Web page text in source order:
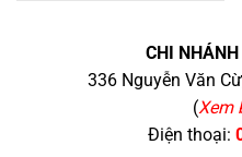
CHI
336 Nguyễn Văn
(Xem
Điện thoại: